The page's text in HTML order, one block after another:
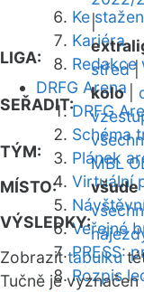
Ke
Kariéra
Redakce
DRFG Arena
DRFG
Schéma
Plánek
Virtuální
Veřejné
PRESS:
Rozpis
|
LIGA:
střed|
SEŘADIT:
kolo|
TÝM:
MBL
MÍSTO:
všude
VÝSLEDKY:
Zobrazittabulku
Tučně je